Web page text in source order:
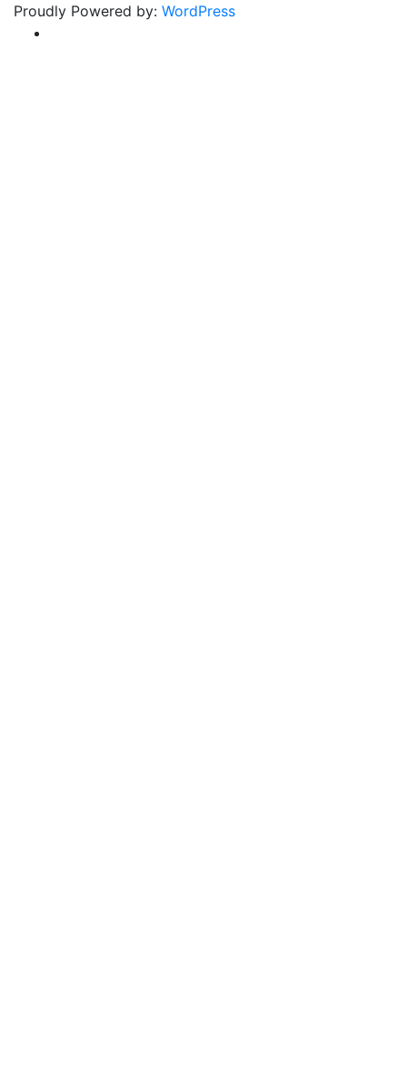
Proudly Powered by: WordPress